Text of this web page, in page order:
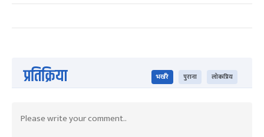
प्रतिक्रिया भर्खरै पुराना लोकप्रिय